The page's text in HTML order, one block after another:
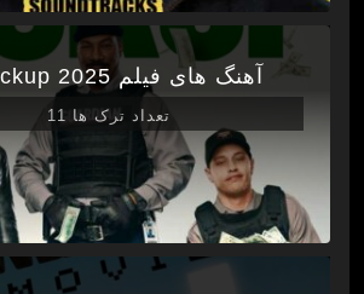
آهنگ های فیلم The Pickup 2025
تعداد ترک ها 11